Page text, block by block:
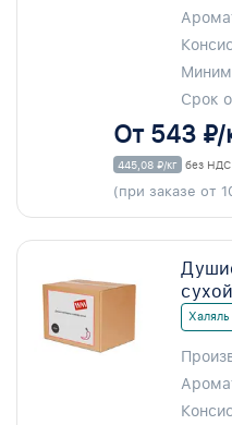
Срок
От 543 ₽/
445,08 ₽/кг без НДС
(при заказе от
Халяль